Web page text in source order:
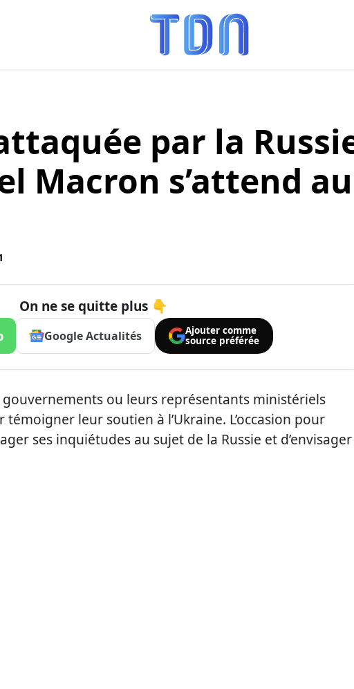
par la
Macron s’attend au
On ne se quitte plus 👇
Google Actualités
Ajouter comme
source préférée
gouvernements ou leurs représentants ministériels
témoigner leur soutien à l’Ukraine. L’occasion pour
ses inquiétudes au sujet de la Russie et d’envisager